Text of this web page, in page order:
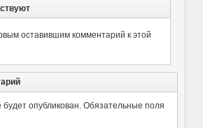
оставившим комментарий к этой
опубликован. Обязательные поля